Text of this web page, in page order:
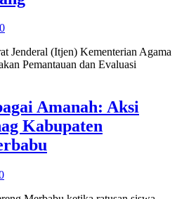
0
Jenderal (Itjen) Kementerian Agama
Pemantauan dan Evaluasi
Amanah: Aksi
Kabupaten